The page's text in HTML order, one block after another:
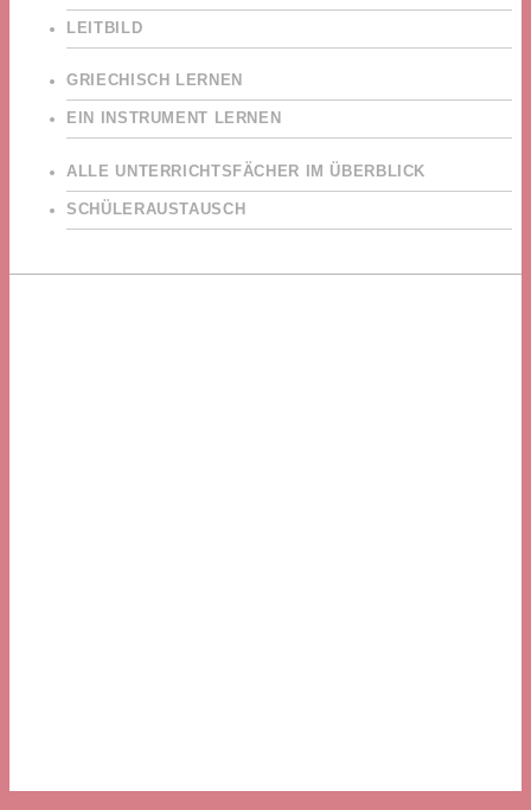
LEITBILD
GRIECHISCH LERNEN
EIN INSTRUMENT LERNEN
ALLE UNTERRICHTSFÄCHER IM ÜBERBLICK
SCHÜLERAUSTAUSCH